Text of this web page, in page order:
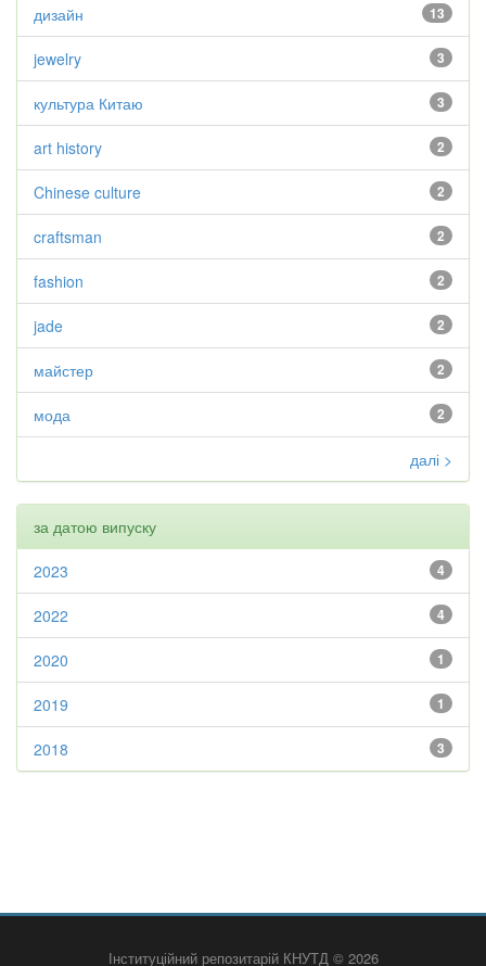
13
дизайн
3
jewelry
3
культура Китаю
2
art history
2
Chinese culture
2
craftsman
2
fashion
2
jade
2
майстер
2
мода
далі >
за датою випуску
4
2023
4
2022
1
2020
1
2019
3
2018
Інституційний репозитарій КНУТД © 2026